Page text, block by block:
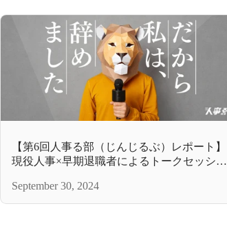
【第6回人事る部（じんじるぶ）レポート】
現役人事×早期退職者によるトークセッショ
September 30, 2024